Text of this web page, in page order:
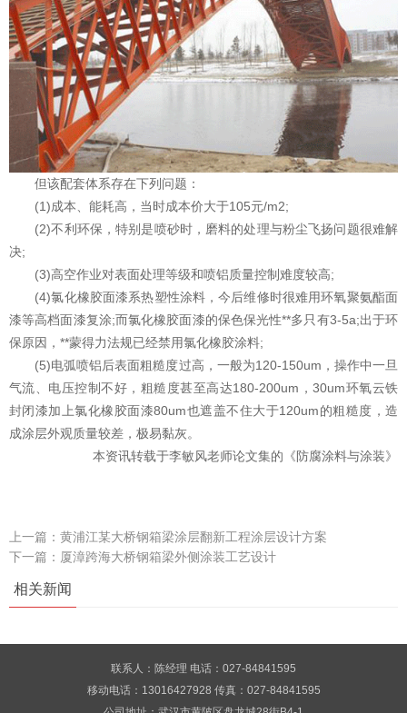
但该配套体系存在下列问题：
(1)成本、能耗高，当时成本价大于105元/m2;
(2)不利环保，特别是喷砂时，磨料的处理与粉尘飞扬问题很难解
决;
(3)高空作业对表面处理等级和喷铝质量控制难度较高;
(4)氯化橡胶面漆系热塑性涂料，今后维修时很难用环氧聚氨酯面
漆等高档面漆复涂;而氯化橡胶面漆的保色保光性**多只有3-5a;出于环
保原因，**蒙得力法规已经禁用氯化橡胶涂料;
(5)电弧喷铝后表面粗糙度过高，一般为120-150um，操作中一旦
气流、电压控制不好，粗糙度甚至高达180-200um，30um环氧云铁
封闭漆加上氯化橡胶面漆80um也遮盖不住大于120um的粗糙度，造
成涂层外观质量较差，极易黏灰。
本资讯转载于李敏风老师论文集的《防腐涂料与涂装》
上一篇： 黄浦江某大桥钢箱梁涂层翻新工程涂层设计方案
下一篇： 厦漳跨海大桥钢箱梁外侧涂装工艺设计
相关新闻
联系人：陈经理 电话：027-84841595
移动电话：13016427928 传真：027-84841595